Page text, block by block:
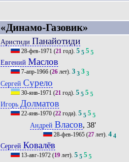
«Динамо-Газовик»
Аристиди Панайотиди
28-фев-1971 (21год). 5 5 5 5
Евгений Маслов
7-апр-1966(26лет). 3 3 3 3
Сергей Сурело
30-янв-1971 (21 год). 5 5 5 5
Игорь Долматов
22-янв-1970(22года). 5 5 5 5
Андрей Власов, 38'
28-фев-1965 (27 лет).4 4
Сергей Ковалёв
13-авг-1972(19лет). 5 5 5 5